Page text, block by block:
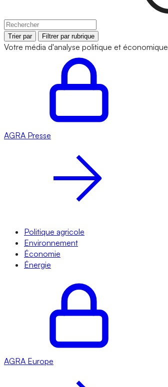
Trier par Filtrer par rubrique
Votre média d'analyse politique et économique
AGRA Presse
Politique agricole
Environnement
Économie
Énergie
AGRA Europe